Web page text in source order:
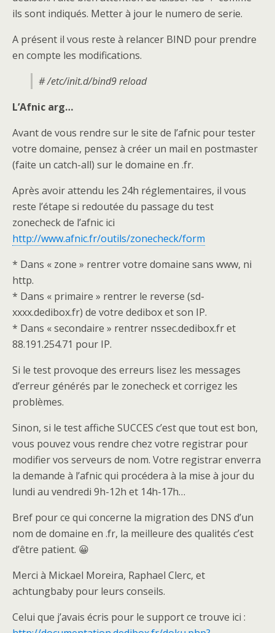
ils sont indiqués. Metter à jour le numero de serie.
A présent il vous reste à relancer BIND pour prendre
en compte les modifications.
# /etc/init.d/bind9 reload
L’Afnic arg…
Avant de vous rendre sur le site de l’afnic pour tester
votre domaine, pensez à créer un mail en postmaster
(faite un catch-all) sur le domaine en .fr.
Après avoir attendu les 24h réglementaires, il vous
reste l’étape si redoutée du passage du test
zonecheck de l’afnic ici
http://www.afnic.fr/outils/zonecheck/form
* Dans « zone » rentrer votre domaine sans www, ni
http.
* Dans « primaire » rentrer le reverse (sd-
xxxx.dedibox.fr) de votre dedibox et son IP.
* Dans « secondaire » rentrer nssec.dedibox.fr et
88.191.254.71 pour IP.
Si le test provoque des erreurs lisez les messages
d’erreur générés par le zonecheck et corrigez les
problèmes.
Sinon, si le test affiche SUCCES c’est que tout est bon,
vous pouvez vous rendre chez votre registrar pour
modifier vos serveurs de nom. Votre registrar enverra
la demande à l’afnic qui procédera à la mise à jour du
lundi au vendredi 9h-12h et 14h-17h…
Bref pour ce qui concerne la migration des DNS d’un
nom de domaine en .fr, la meilleure des qualités c’est
d’être patient. 😀
Merci à Mickael Moreira, Raphael Clerc, et
achtungbaby pour leurs conseils.
Celui que j’avais écris pour le support ce trouve ici :